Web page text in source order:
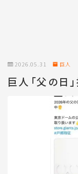
2026.05.31 巨人
巨人「父の日